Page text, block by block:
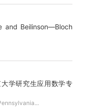
and Beilinson—Bloch
学研究生应用数学专